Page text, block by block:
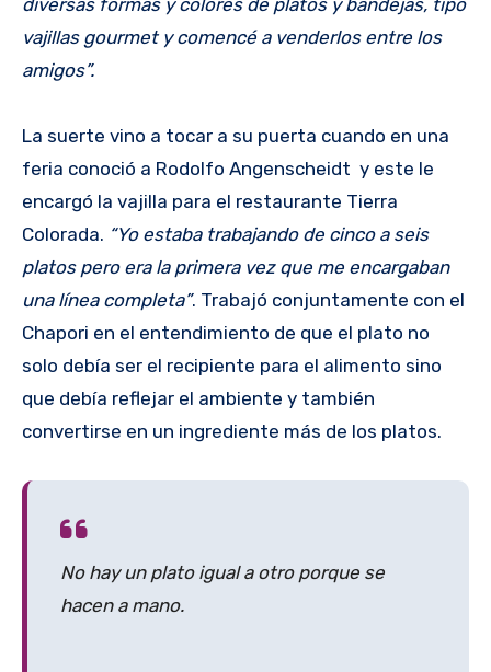
vajillas gourmet y comencé a venderlos entre los
amigos”.
La suerte vino a tocar a su puerta cuando en una
feria conoció a Rodolfo Angenscheidt y este le
encargó la vajilla para el restaurante Tierra
Colorada. “Yo estaba trabajando de cinco a seis
platos pero era la primera vez que me encargaban
una línea completa”. Trabajó conjuntamente con el
Chapori en el entendimiento de que el plato no
solo debía ser el recipiente para el alimento sino
que debía reflejar el ambiente y también
convertirse en un ingrediente más de los platos.
No hay un plato igual a otro porque se
hacen a mano.